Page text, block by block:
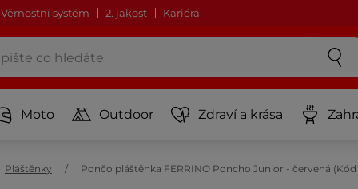
Věrnostní systém 2. jakost Kariéra
Moto Outdoor Zdraví a krása
Pláštěnky Pončo pláštěnka FERRINO Poncho Junior - červená (Kód